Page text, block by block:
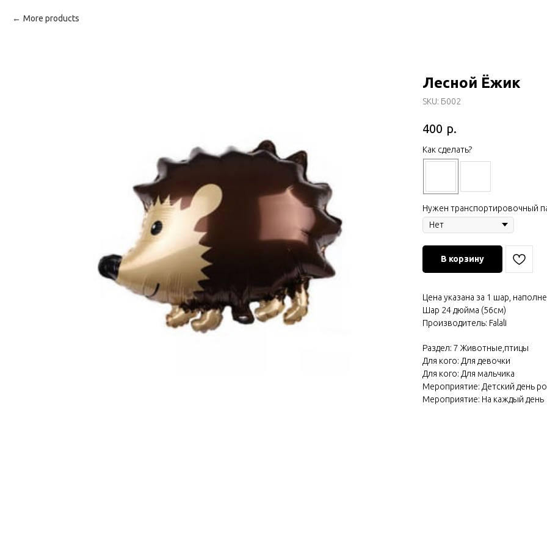
More products
Лесной Ёжик
SKU: Б002
400 р.
Как сделать?
Нужен транспортировочный
В корзину
Цена указана за 1 шар,
Шар 24 дюйма (56см)
Производитель: Falali
Раздел: 7 Животные,птицы
Для кого: Для девочки
Для кого: Для мальчика
Мероприятие: Детский день
Мероприятие: На каждый день